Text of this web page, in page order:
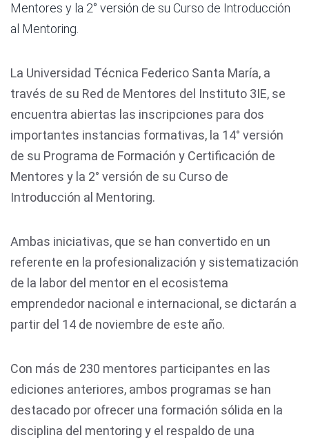
Mentores y la 2° versión de su Curso de Introducción
al Mentoring.
La Universidad Técnica Federico Santa María, a
través de su Red de Mentores del Instituto 3IE, se
encuentra abiertas las inscripciones para dos
importantes instancias formativas, la 14° versión
de su Programa de Formación y Certificación de
Mentores y la 2° versión de su Curso de
Introducción al Mentoring.
Ambas iniciativas, que se han convertido en un
referente en la profesionalización y sistematización
de la labor del mentor en el ecosistema
emprendedor nacional e internacional, se dictarán a
partir del 14 de noviembre de este año.
Con más de 230 mentores participantes en las
ediciones anteriores, ambos programas se han
destacado por ofrecer una formación sólida en la
disciplina del mentoring y el respaldo de una